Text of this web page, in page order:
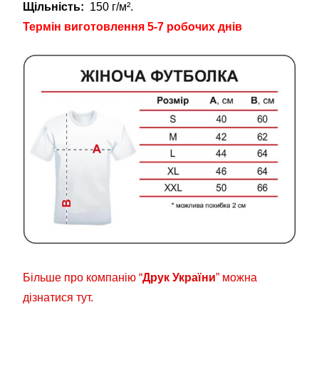
Щільність: 150 г/м².
Термін виготовлення 5-7 робочих днів
Більше про компанію “Друк України” можна
дізнатися тут.